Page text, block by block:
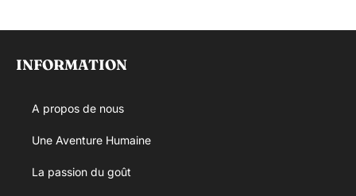
INFORMATION
A propos de nous
Une Aventure Humaine
La passion du goût